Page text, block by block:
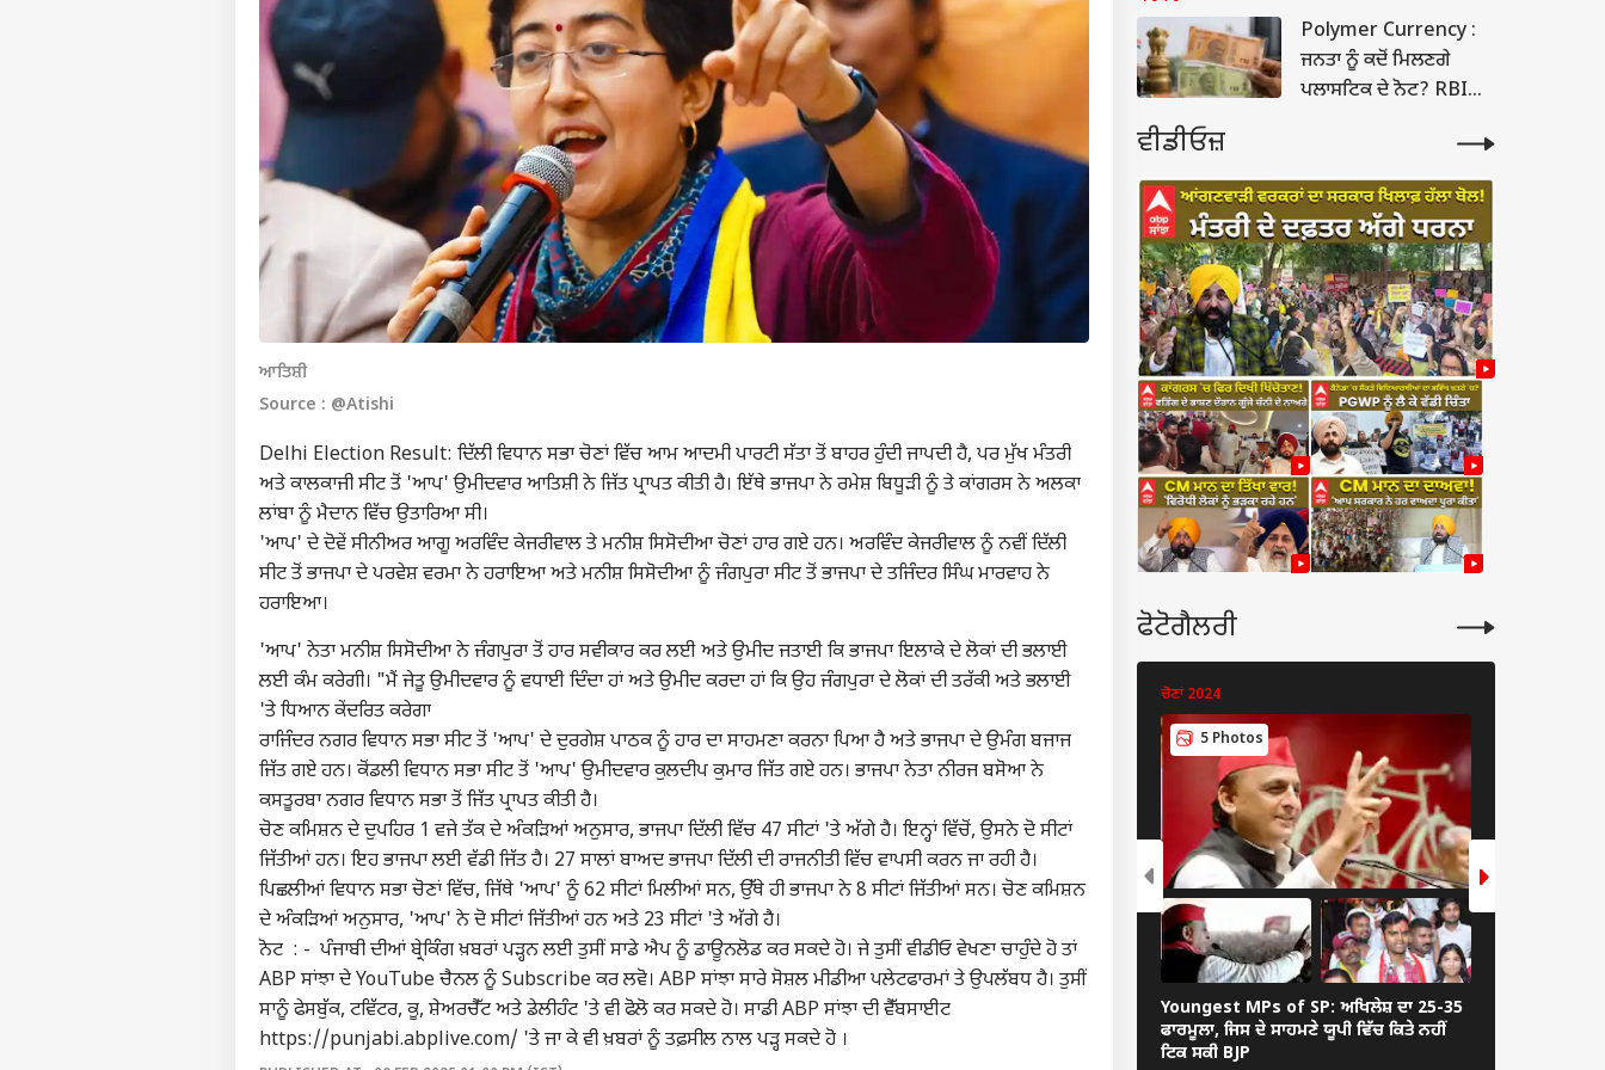
ਆਤਿਸ਼ੀ
Source : @Atishi
Delhi Election Result: ਦਿੱਲੀ ਵਿਧਾਨ ਸਭਾ ਚੋਣਾਂ ਵਿੱਚਆਮ ਆਦਮੀ ਪਾਰਟੀਸੱਤਾ ਤੋਂ ਬਾਹਰ ਹੁੰਦੀ ਜਾਪਦੀ ਹੈ, ਪਰ ਮੁੱਖ ਮੰਤਰੀ
ਅਤੇ ਕਾਲਕਾਜੀ ਸੀਟ ਤੋਂ 'ਆਪ' ਉਮੀਦਵਾਰ ਆਤਿਸ਼ੀ ਨੇ ਜਿੱਤ ਪ੍ਰਾਪਤ ਕੀਤੀ ਹੈ। ਇੱਥੇ ਭਾਜਪਾ ਨੇ ਰਮੇਸ਼ ਬਿਧੂੜੀ ਨੂੰ ਤੇ ਕਾਂਗਰਸ ਨੇ ਅਲਕਾ
ਲਾਂਬਾ ਨੂੰ ਮੈਦਾਨ ਵਿੱਚ ਉਤਾਰਿਆ ਸੀ।
'ਆਪ' ਦੇ ਦੋਵੇਂ ਸੀਨੀਅਰ ਆਗੂ ਅਰਵਿੰਦ ਕੇਜਰੀਵਾਲ ਤੇ ਮਨੀਸ਼ ਸਿਸੋਦੀਆ ਚੋਣਾਂ ਹਾਰ ਗਏ ਹਨ। ਅਰਵਿੰਦਕੇਜਰੀਵਾਲਨੂੰ ਨਵੀਂ ਦਿੱਲੀ
ਸੀਟ ਤੋਂ ਭਾਜਪਾ ਦੇ ਪਰਵੇਸ਼ ਵਰਮਾ ਨੇ ਹਰਾਇਆ ਅਤੇ ਮਨੀਸ਼ ਸਿਸੋਦੀਆ ਨੂੰ ਜੰਗਪੁਰਾ ਸੀਟ ਤੋਂ ਭਾਜਪਾ ਦੇ ਤਜਿੰਦਰ ਸਿੰਘ ਮਾਰਵਾਹ ਨੇ
ਹਰਾਇਆ।
'ਆਪ' ਨੇਤਾ ਮਨੀਸ਼ ਸਿਸੋਦੀਆ ਨੇ ਜੰਗਪੁਰਾ ਤੋਂ ਹਾਰ ਸਵੀਕਾਰ ਕਰ ਲਈ ਅਤੇ ਉਮੀਦ ਜਤਾਈ ਕਿ ਭਾਜਪਾ ਇਲਾਕੇ ਦੇ ਲੋਕਾਂ ਦੀ ਭਲਾਈ
ਲਈ ਕੰਮ ਕਰੇਗੀ। "ਮੈਂ ਜੇਤੂ ਉਮੀਦਵਾਰ ਨੂੰ ਵਧਾਈ ਦਿੰਦਾ ਹਾਂ ਅਤੇ ਉਮੀਦ ਕਰਦਾ ਹਾਂ ਕਿ ਉਹ ਜੰਗਪੁਰਾ ਦੇ ਲੋਕਾਂ ਦੀ ਤਰੱਕੀ ਅਤੇ ਭਲਾਈ
'ਤੇ ਧਿਆਨ ਕੇਂਦਰਿਤ ਕਰੇਗਾ
ਰਾਜਿੰਦਰ ਨਗਰ ਵਿਧਾਨ ਸਭਾ ਸੀਟ ਤੋਂ 'ਆਪ' ਦੇ ਦੁਰਗੇਸ਼ ਪਾਠਕ ਨੂੰ ਹਾਰ ਦਾ ਸਾਹਮਣਾ ਕਰਨਾ ਪਿਆ ਹੈ ਅਤੇ ਭਾਜਪਾ ਦੇ ਉਮੰਗ ਬਜਾਜ
ਜਿੱਤ ਗਏ ਹਨ। ਕੋਂਡਲੀ ਵਿਧਾਨ ਸਭਾ ਸੀਟ ਤੋਂ 'ਆਪ' ਉਮੀਦਵਾਰ ਕੁਲਦੀਪ ਕੁਮਾਰ ਜਿੱਤ ਗਏ ਹਨ। ਭਾਜਪਾ ਨੇਤਾ ਨੀਰਜ ਬਸੋਆ ਨੇ
ਕਸਤੂਰਬਾ ਨਗਰ ਵਿਧਾਨ ਸਭਾ ਤੋਂ ਜਿੱਤ ਪ੍ਰਾਪਤ ਕੀਤੀ ਹੈ।
ਚੋਣ ਕਮਿਸ਼ਨ ਦੇ ਦੁਪਹਿਰ 1 ਵਜੇ ਤੱਕ ਦੇ ਅੰਕੜਿਆਂ ਅਨੁਸਾਰ, ਭਾਜਪਾ ਦਿੱਲੀ ਵਿੱਚ 47 ਸੀਟਾਂ 'ਤੇ ਅੱਗੇ ਹੈ। ਇਨ੍ਹਾਂ ਵਿੱਚੋਂ, ਉਸਨੇ ਦੋ ਸੀਟਾਂ
ਜਿੱਤੀਆਂ ਹਨ। ਇਹ ਭਾਜਪਾ ਲਈ ਵੱਡੀ ਜਿੱਤ ਹੈ। 27 ਸਾਲਾਂ ਬਾਅਦ ਭਾਜਪਾ ਦਿੱਲੀ ਦੀ ਰਾਜਨੀਤੀ ਵਿੱਚ ਵਾਪਸੀ ਕਰਨ ਜਾ ਰਹੀ ਹੈ।
ਪਿਛਲੀਆਂ ਵਿਧਾਨ ਸਭਾ ਚੋਣਾਂ ਵਿੱਚ, ਜਿੱਥੇ 'ਆਪ' ਨੂੰ 62 ਸੀਟਾਂ ਮਿਲੀਆਂ ਸਨ, ਉੱਥੇ ਹੀ ਭਾਜਪਾ ਨੇ 8 ਸੀਟਾਂ ਜਿੱਤੀਆਂ ਸਨ। ਚੋਣ ਕਮਿਸ਼ਨ
ਦੇ ਅੰਕੜਿਆਂ ਅਨੁਸਾਰ, 'ਆਪ' ਨੇ ਦੋ ਸੀਟਾਂ ਜਿੱਤੀਆਂ ਹਨ ਅਤੇ 23 ਸੀਟਾਂ 'ਤੇ ਅੱਗੇ ਹੈ।
ਨੋਟ : - ਪੰਜਾਬੀ ਦੀਆਂ ਬ੍ਰੇਕਿੰਗ ਖ਼ਬਰਾਂ ਪੜ੍ਹਨ ਲਈ ਤੁਸੀਂ ਸਾਡੇ ਐਪ ਨੂੰ ਡਾਊਨਲੋਡ ਕਰ ਸਕਦੇ ਹੋ। ਜੇ ਤੁਸੀਂ ਵੀਡੀਓ ਵੇਖਣਾ ਚਾਹੁੰਦੇ ਹੋ ਤਾਂ
ABP ਸਾਂਝਾ ਦੇ YouTube ਚੈਨਲ ਨੂੰ Subscribe ਕਰ ਲਵੋ। ABP ਸਾਂਝਾ ਸਾਰੇ ਸੋਸ਼ਲ ਮੀਡੀਆ ਪਲੇਟਫਾਰਮਾਂ ਤੇ ਉਪਲੱਬਧ ਹੈ। ਤੁਸੀਂ
ਸਾਨੂੰ ਫੇਸਬੁੱਕ, ਟਵਿੱਟਰ, ਕੂ, ਸ਼ੇਅਰਚੈੱਟ ਅਤੇ ਡੇਲੀਹੰਟ 'ਤੇ ਵੀ ਫੋਲੋ ਕਰ ਸਕਦੇ ਹੋ। ਸਾਡੀ ABP ਸਾਂਝਾ ਦੀ ਵੈੱਬਸਾਈਟ
https://punjabi.abplive.com/ 'ਤੇ ਜਾ ਕੇ ਵੀ ਖ਼ਬਰਾਂ ਨੂੰ ਤਫ਼ਸੀਲ ਨਾਲ ਪੜ੍ਹ ਸਕਦੇ ਹੋ ।
Polymer Currency :
ਜਨਤਾ ਨੂੰ ਕਦੋਂ ਮਿਲਣਗੇ
ਪਲਾਸਟਿਕ ਦੇ ਨੋਟ? RBI
ਵੀਡੀਓਜ਼
ਫੋਟੋਗੈਲਰੀ
ਚੋਣਾਂ 2024
5 Photos
Youngest MPs of SP: ਅਖਿਲੇਸ਼ ਦਾ 25-35
ਫਾਰਮੂਲਾ, ਜਿਸ ਦੇ ਸਾਹਮਣੇ ਯੂਪੀ ਵਿੱਚ ਕਿਤੇ ਨਹੀਂ
ਟਿਕ ਸਕੀ BJP
ਹੈਲੋ ਗੈਸਟ
ਸਾਡੇ ਬਾਰੇ
ਕਰੀਅਰ
ਇਸ਼ਤਿਹਾਰ ਦਿਓ
ਸਾਨੂੰ ਸੰਪਰਕ ਕਰੋ
ਪ੍ਰਾਈਵੇਸੀ ਪਾਲਿਸੀ
ਪਰਸਨਲ ਕਾਰਨਰ
ਟੌਪ ਆਰਟੀਕਲ ਟੌਪ ਰੀਲਜ਼
ਜਲੰਧਰ
Jalandhar Dentist
Fraud Case : ਸਿੰਗਲ ਬਣ
ਟ੍ਰੈਂਡਿੰਗ
Agra : ਬਿਨਾਂ ਵਿਆਹ ਦੇ
ਪ੍ਰੈਗਨੈਂਟ ਹੋਈ ਬੇਟੀ ,ਪਿਤਾ ਨੇ
ਪੰਜਾਬ ਕਾਰੋਬਾਰ
Polymer Currency :
ਜਨਤਾ ਨੂੰ ਕਦੋਂ ਮਿਲਣਗੇ